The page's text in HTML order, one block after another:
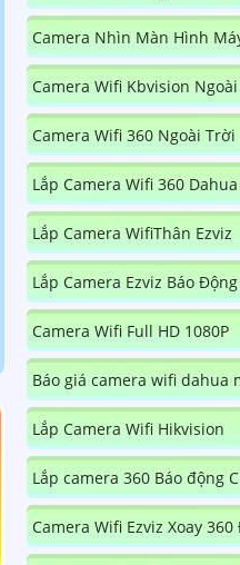
Camera Nhìn Màn Hình
Camera Wifi Kbvision
Camera Wifi 360 Ngoài Trời
Lắp Camera Wifi 360
Lắp Camera WifiThân Ezviz
Lắp Camera Ezviz Báo
Camera Wifi Full HD 1080P
Báo giá camera wifi dahua
Lắp Camera Wifi Hikvision
Lắp camera 360 Báo động
Camera Wifi Ezviz Xoay 360